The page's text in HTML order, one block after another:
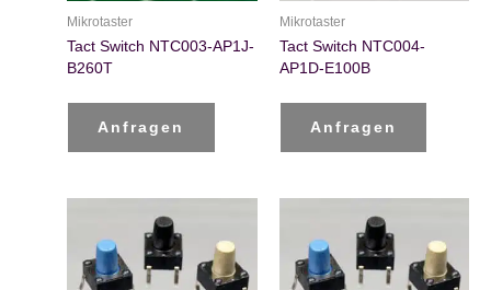
Mikrotaster
Tact Switch NTC003-AP1J-
B260T
Anfragen
Mikrotaster
Tact Switch NTC004-
AP1D-E100B
Anfragen